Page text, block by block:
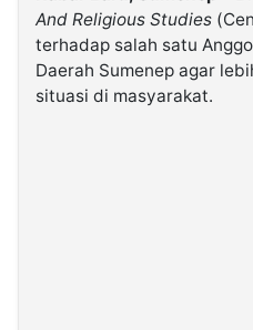
Kabarbaru.co
2026
And Religious Studies
terhadap salah satu
Daerah Sumenep agar
situasi di masyarakat.